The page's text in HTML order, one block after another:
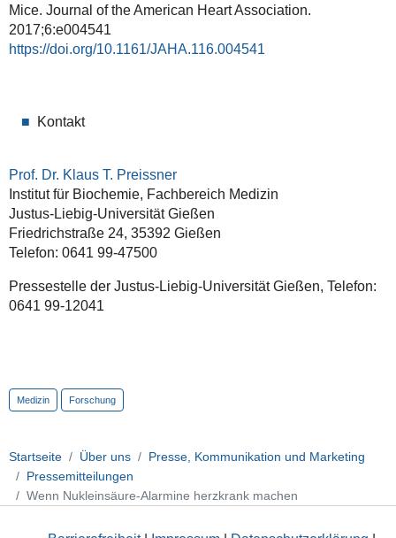
Mice. Journal of the American Heart Association.
2017;6:e004541
https://doi.org/10.1161/JAHA.116.004541
Kontakt
Prof. Dr. Klaus T. Preissner
Institut für Biochemie, Fachbereich Medizin
Justus-Liebig-Universität Gießen
Friedrichstraße 24, 35392 Gießen
Telefon: 0641 99-47500
Pressestelle der Justus-Liebig-Universität Gießen, Telefon:
0641 99-12041
Medizin Forschung
Startseite Über uns
Presse, Kommunikation und Marketing
Pressemitteilungen
Wenn Nukleinsäure-Alarmine herzkrank machen